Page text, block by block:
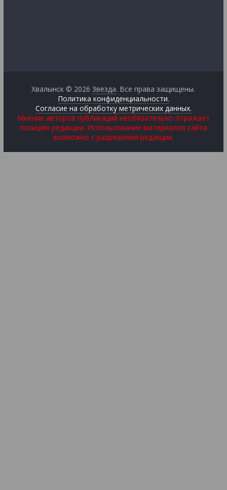
Хвалынск © 2026Звезда. Все права защищены.
Политика конфиденциальности.
Согласие на обработку метрических данных.
Мнение авторов публикаций необязательно отражает
позицию редакции. Использование материалов сайта
возможно с разрешения редакции.